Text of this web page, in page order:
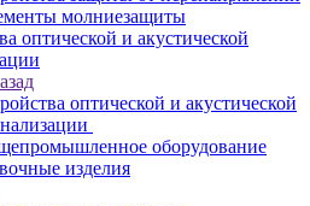
молниезащиты
оптической и акустической
оптической и акустической
оборудование
изделия